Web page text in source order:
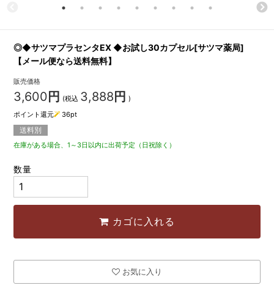
◎◆サツマプラセンタEX ◆お試し30カプセル[サツマ薬局]
【メール便なら送料無料】
販売価格
3,600 円 (税込 3,888 円 )
ポイント還元
36pt
送料別
在庫がある場合、1～3日以内に出荷予定（日祝除く）
数量
カゴに入れる
お気に入り